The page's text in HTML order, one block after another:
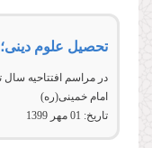
تحصیل علوم
امام خمینی(ره)
تاریخ: 01 مهر 1399